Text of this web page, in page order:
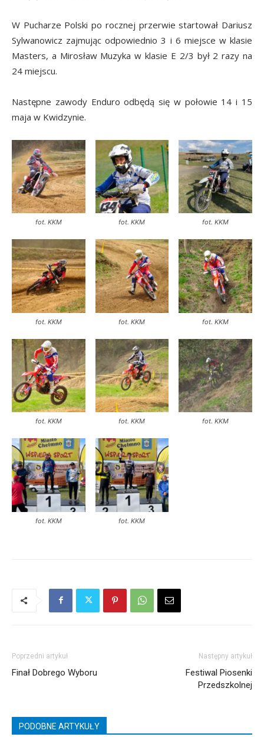
W Pucharze Polski po rocznej przerwie startował Dariusz
Sylwanowicz zajmując odpowiednio 3 i 6 miejsce w klasie
Masters, a Mirosław Muzyka w klasie E 2/3 był 2 razy na
24 miejscu.
Następne zawody Enduro odbędą się w połowie 14 i 15
maja w Kwidzynie.
fot. KKM fot. KKM fot. KKM
fot. KKM fot. KKM fot. KKM
fot. KKM fot. KKM fot. KKM
fot. KKM fot. KKM
Poprzedni artykuł
Finał Dobrego Wyboru
Następny artykuł
Festiwal Piosenki
Przedszkolnej
PODOBNE ARTYKUŁY